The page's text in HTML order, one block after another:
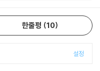
한줄평 10
설정